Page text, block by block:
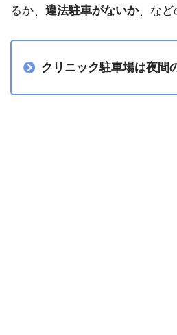
るか、 違法駐車がないか、など
クリニック駐車場は夜間